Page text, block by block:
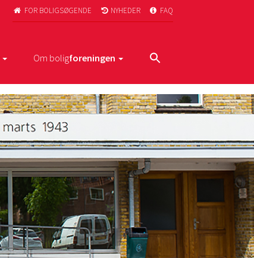
 FOR BOLIGSØGENDE  NYHEDER  FAQ
Om boligforeningen